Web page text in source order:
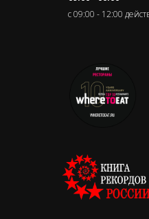
с 09:00 - 12:00